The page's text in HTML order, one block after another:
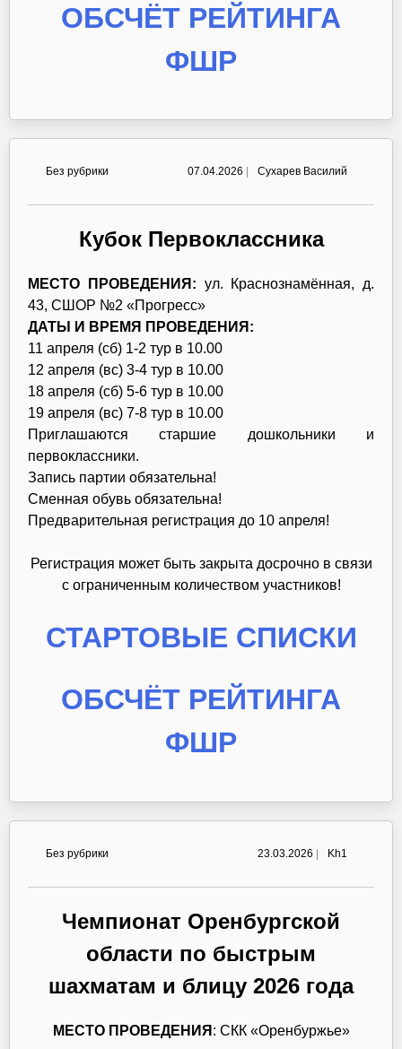
ОБСЧЁТ РЕЙТИНГА
ФШР
Без рубрики 07.04.2026 Сухарев Василий
Кубок Первоклассника
МЕСТО ПРОВЕДЕНИЯ: ул. Краснознамённая, д.
43, СШОР №2 «Прогресс»
ДАТЫ И ВРЕМЯ ПРОВЕДЕНИЯ:
11 апреля (сб) 1-2 тур в 10.00
12 апреля (вс) 3-4 тур в 10.00
18 апреля (сб) 5-6 тур в 10.00
19 апреля (вс) 7-8 тур в 10.00
Приглашаются старшие дошкольники и
первоклассники.
Запись партии обязательна!
Сменная обувь обязательна!
Предварительная регистрация до 10 апреля!
Регистрация может быть закрыта досрочно в связи
с ограниченным количеством участников!
СТАРТОВЫЕ СПИСКИ
ОБСЧЁТ РЕЙТИНГА
ФШР
Без рубрики 23.03.2026 | Kh1
Чемпионат Оренбургской
области по быстрым
шахматам и блицу 2026 года
МЕСТО ПРОВЕДЕНИЯ : СКК «Оренбуржье»